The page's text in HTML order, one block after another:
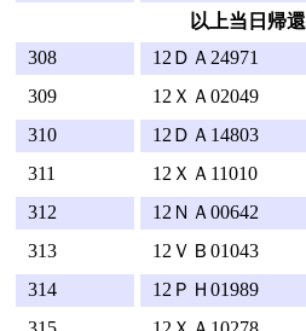
以上当日帰還
308
12ＤＡ24971
309
12ＸＡ02049
310
12ＤＡ14803
311
12ＸＡ11010
312
12ＮＡ00642
313
12ＶＢ01043
314
12ＰＨ01989